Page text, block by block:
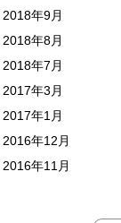
2018年9月
2018年8月
2018年7月
2017年3月
2017年1月
2016年12月
2016年11月